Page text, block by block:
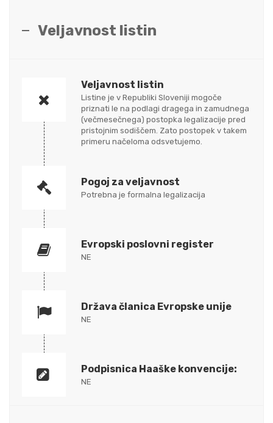
Veljavnost listin
Veljavnost listin
Listine je v Republiki Sloveniji mogoče
priznati le na podlagi dragega in zamudnega
(večmesečnega) postopka legalizacije pred
pristojnim sodiščem. Zato postopek v takem
primeru načeloma odsvetujemo.
Pogoj za veljavnost
Potrebna je formalna legalizacija
Evropski poslovni register
NE
Država članica Evropske unije
NE
Podpisnica Haaške konvencije:
NE